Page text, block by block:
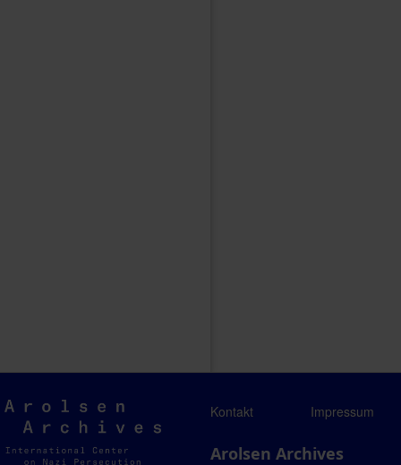
Arolsen
Archives
Kontakt Impressum
Arolsen Archives